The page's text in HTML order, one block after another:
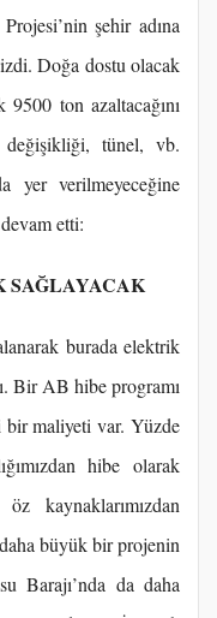
şehir adına
Doğa dostu olacak
9500 ton azaltacağını
değişikliği, tünel, vb.
yer verilmeyeceğine
etti:
burada elektrik
Bir AB hibe programı
maliyeti var. Yüzde
hibe olarak
kaynaklarımızdan
büyük bir projenin
Barajı’nda da daha